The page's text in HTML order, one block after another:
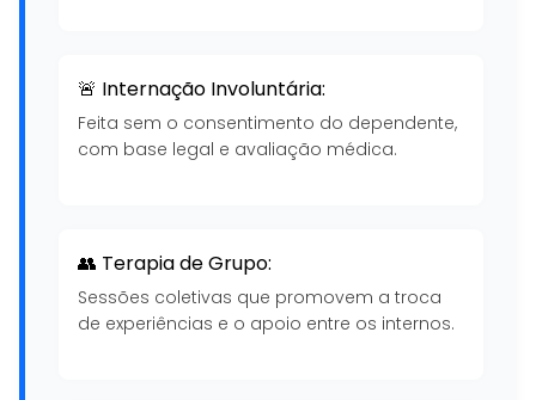
🚨 Internação Involuntária:
Feita sem o consentimento do dependente,
com base legal e avaliação médica.
👥 Terapia de Grupo:
Sessões coletivas que promovem a troca
de experiências e o apoio entre os internos.